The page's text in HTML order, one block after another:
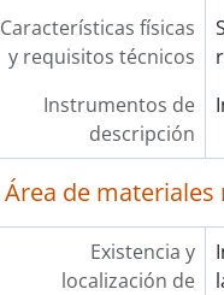
Características físicas
y requisitos técnicos
Instrumentos de
descripción
Área de materiales
Existencia y
localización de